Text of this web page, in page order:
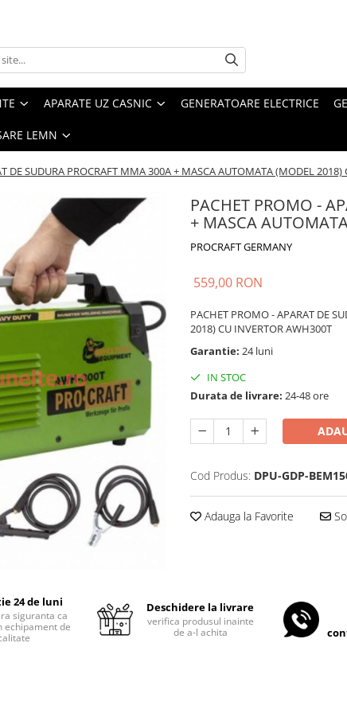
APARATE UZ CASNIC GENERATOARE ELECTRICE
LEMN
DE SUDURA PROCRAFT MMA 300A + MASCA AUTOMATA (MODEL
PACHET PROMO -
+ MASCA
PROCRAFT GERMANY
559,00 RON
PACHET PROMO - APARAT DE
2018) CU INVERTOR AWH300T
Garantie: 24 luni
IN STOC
Durata de livrare: 24-48 ore
Cod Produs: DPU-GDP-
Adauga la Favorite
24 de luni
siguranta ca
echipament de
Deschidere la livrare
verifica produsul inainte
de a-l achita